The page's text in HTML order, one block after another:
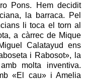
Pons. Hem decidit
la barraca. Pel
li toca el torn al
a càrrec de Mique
Calatayud ens
i Rabosot», la
molta inventiva.
«El cau» i Amelia